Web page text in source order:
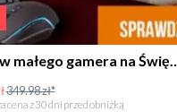
349.98 zł*
cena z 30 dni przed obniżką